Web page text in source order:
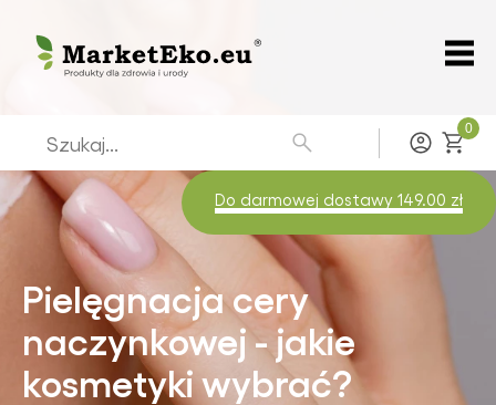
Zaloguj
0
Do darmowej dostawy 149.00 zł
Pielęgnacja cery
naczynkowej - jakie
kosmetyki wybrać?